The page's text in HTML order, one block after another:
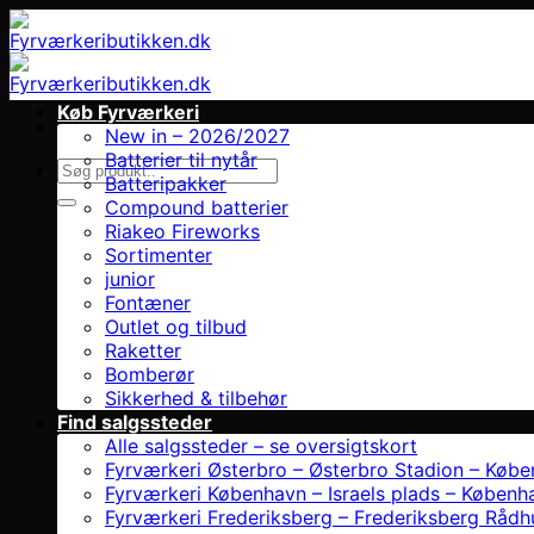
Fortsæt
til
indhold
Søg
efter:
Køb Fyrværkeri
New in – 2026/2027
Batterier til nytår
Batteripakker
Compound batterier
Riakeo Fireworks
Sortimenter
junior
Fontæner
Outlet og tilbud
Raketter
Bomberør
Sikkerhed & tilbehør
Find salgssteder
Alle salgssteder – se oversigtskort
Fyrværkeri Østerbro – Østerbro Stadion –
Fyrværkeri København – Israels plads –
Fyrværkeri Frederiksberg – Frederiksberg